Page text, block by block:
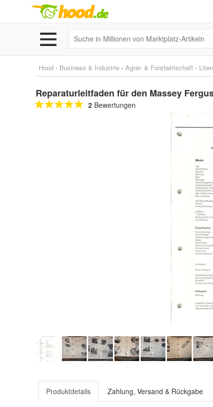
Hood › Business & Industrie › Agrar- & Forstwirtschaft ›
Reparaturleitfaden für den Massey
2 Bewertungen
Produktdetails Zahlung, Versand & Rückgabe